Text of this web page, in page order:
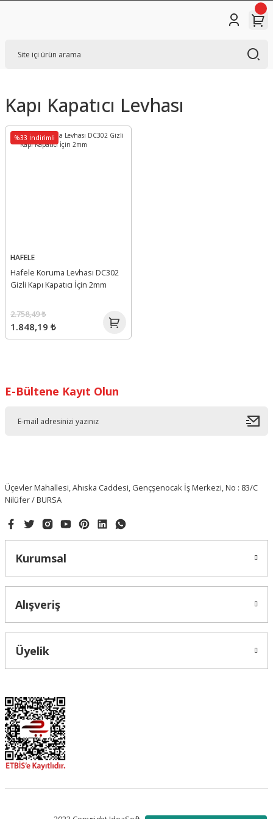
Kapı Kapatıcı Levhası
%33 İndirimli
HAFELE
Hafele Koruma Levhası DC302
Gizli Kapı Kapatıcı İçin 2mm
1.848,19 ₺
2.758,49 ₺
E-Bültene Kayıt Olun
Üçevler Mahallesi, Ahıska Caddesi, Gençşenocak İş Merkezi, No : 83/C
Nilüfer / BURSA
Kurumsal
Alışveriş
Üyelik